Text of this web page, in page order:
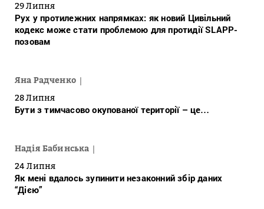
29 Липня
Рух у протилежних напрямках: як новий Цивільний
кодекс може стати проблемою для протидії SLAPP-
позовам
Яна Радченко
28 Липня
Бути з тимчасово окупованої території – це…
Надія Бабинська
24 Липня
Як мені вдалось зупинити незаконний збір даних
“Дією”